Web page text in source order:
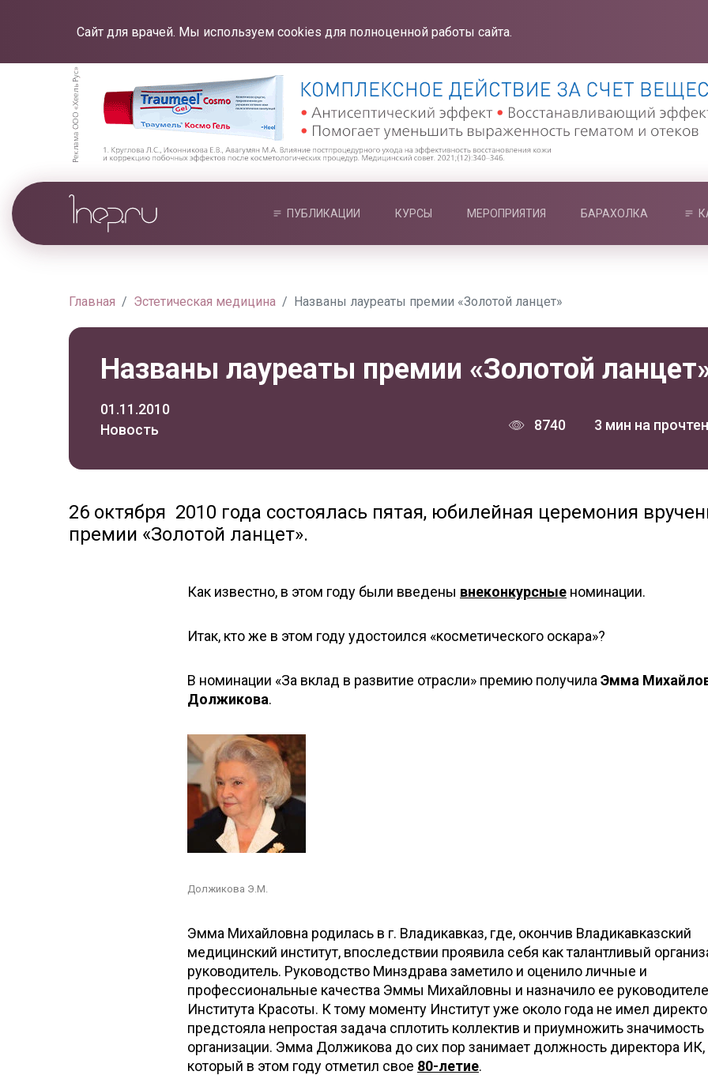
Сайт для врачей. Мы используем cookies для полноценной работы сайта.
ПУБЛИКАЦИИ КУРСЫ МЕРОПРИЯТИЯ БАРАХОЛКА
Главная Эстетическая медицина Названы лауреаты премии «Золотой ланцет»
Названы лауреаты премии «Золотой
01.11.2010
Новость
8740 3 мин на
26 октября 2010 года состоялась пятая, юбилейная церемония
премии «Золотой ланцет».
Как известно, в этом году были введены внеконкурсные номинации.
Итак, кто же в этом году удостоился «косметического оскара»?
В номинации «За вклад в развитие отрасли» премию получила Эмма
Должикова.
Должикова Э.М.
Эмма Михайловна родилась в г. Владикавказ, где, окончив Владикавказский
медицинский институт, впоследствии проявила себя как талантливый
руководитель. Руководство Минздрава заметило и оценило личные и
профессиональные качества Эммы Михайловны и назначило ее
Института Красоты. К тому моменту Институт уже около года не имел
предстояла непростая задача сплотить коллектив и приумножить значимость
организации. Эмма Должикова до сих пор занимает должность директора ИК,
который в этом году отметил свое 80-летие.